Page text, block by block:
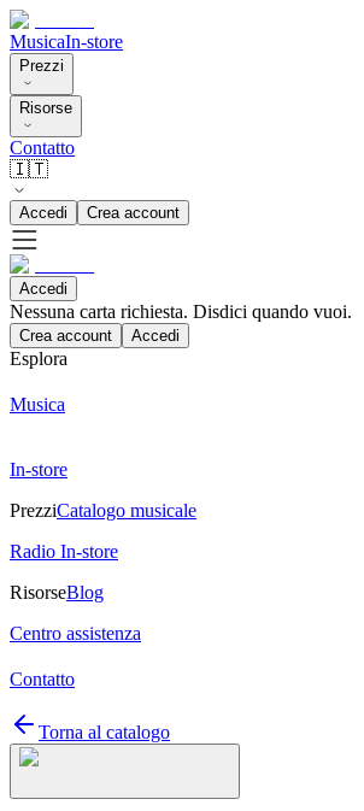
MusicaIn-store
Prezzi
Risorse
Contatto
🇮🇹
Accedi Crea account
Accedi
Nessuna carta richiesta. Disdici quando vuoi.
Crea account Accedi
Esplora
Musica
In-store
PrezziCatalogo musicale
Radio In-store
RisorseBlog
Centro assistenza
Contatto
Torna al catalogo